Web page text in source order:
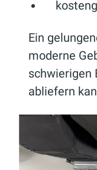
Ein
moderne
schwierigen
abliefern